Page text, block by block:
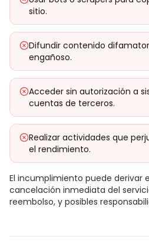
sitio.
Difundir contenido
engañoso.
Acceder sin autorización a
cuentas de terceros.
Realizar actividades que
el rendimiento.
El incumplimiento puede derivar
cancelación inmediata del
reembolso, y posibles